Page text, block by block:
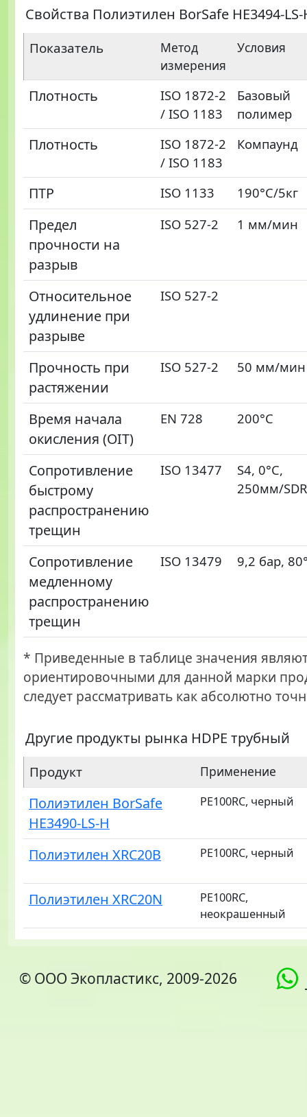
Свойства Полиэтилен BorSafe HE3494-LS-
Показатель
Метод
измерения
Условия
Плотность
ISO 1872-2
/ ISO 1183
Базовый
полимер
Плотность
ISO 1872-2
/ ISO 1183
Компаунд
ПТР ISO 1133 190°C/5кг
Предел
прочности на
разрыв
ISO 527-2 1 мм/мин
Относительное
удлинение при
разрыве
ISO 527-2
Прочность при
растяжении
ISO 527-2 50 мм/мин
Время начала
окисления (OIT)
EN 728 200°C
Сопротивление
быстрому
распространению
трещин
ISO 13477
S4, 0°C,
250мм/
Сопротивление
медленному
распространению
трещин
ISO 13479 9,2 бар,
* Приведенные в таблице значения
ориентировочными для данной марки
следует рассматривать как абсолютно
Другие продукты рынка HDPE трубный
Продукт Применение
Полиэтилен BorSafe
HE3490-LS-H
PE100RC, черный
Полиэтилен XRC20B PE100RC, черный
Полиэтилен XRC20N
PE100RC,
неокрашенный
© ООО Экопластикс, 2009-2026